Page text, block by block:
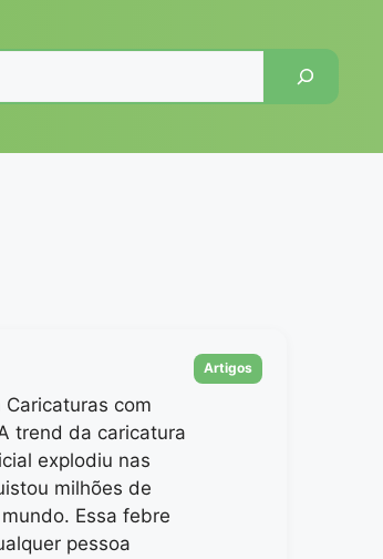
com
trend da caricatura
explodiu nas
milhões de
Essa febre
pessoa
Categorias
Artigos